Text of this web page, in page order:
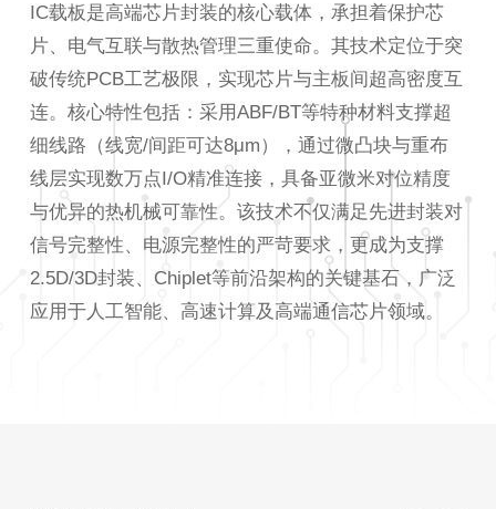
IC载板是高端芯片封装的核心载体，承担着保护芯
片、电气互联与散热管理三重使命。其技术定位于突
破传统PCB工艺极限，实现芯片与主板间超高密度互
连。核心特性包括：采用ABF/BT等特种材料支撑超
细线路（线宽/间距可达8μm），通过微凸块与重布
线层实现数万点I/O精准连接，具备亚微米对位精度
与优异的热机械可靠性。该技术不仅满足先进封装对
信号完整性、电源完整性的严苛要求，更成为支撑
2.5D/3D封装、Chiplet等前沿架构的关键基石，广泛
应用于人工智能、高速计算及高端通信芯片领域。